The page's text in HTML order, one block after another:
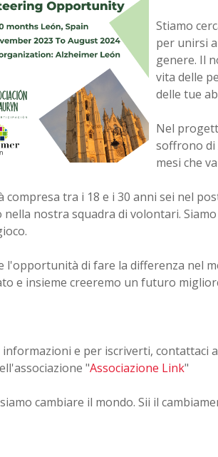
Stiamo
per unirsi
genere. Il
vita delle
delle tue
Nel
soffrono di
mesi che
compresa tra i 18 e i 30 anni sei nel
nella nostra squadra di volontari.
l'opportunità di fare la differenza nel
e insieme creeremo un futuro
e per iscriverti, contattaci
"Associazione Link"
cambiare il mondo. Sii il